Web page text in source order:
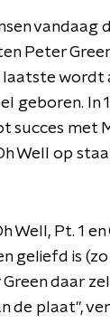
vandaag
Peter
wordt
geboren. In
met
Well op
Pt. 1
geliefd is
daar
de plaat",